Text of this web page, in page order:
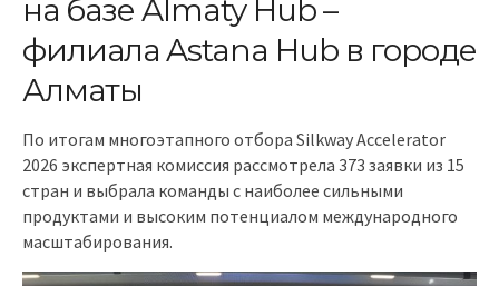
на базе Almaty Hub –
филиала Astana Hub в городе
Алматы
По итогам многоэтапного отбора Silkway Accelerator
2026 экспертная комиссия рассмотрела 373 заявки из 15
стран и выбрала команды с наиболее сильными
продуктами и высоким потенциалом международного
масштабирования.